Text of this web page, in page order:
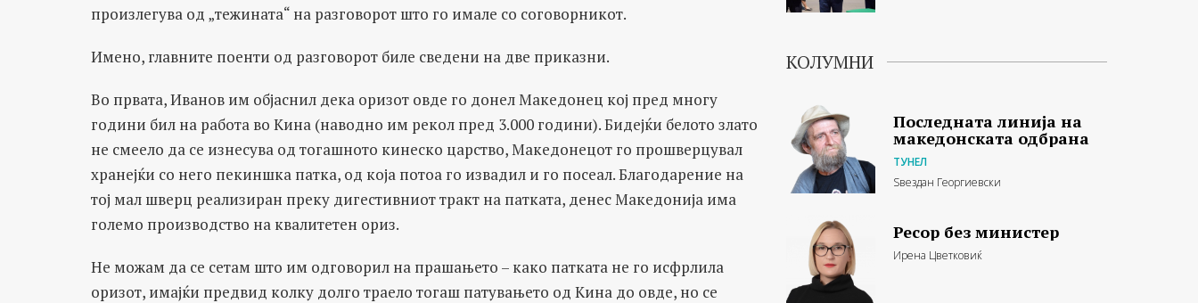
произлегува од „тежината“ на разговорот што го имале со соговорникот.
Имено, главните поенти од разговорот биле сведени на две приказни.
Во првата, Иванов им објаснил дека оризот овде го донел Македонец кој пред многу
години бил на работа во Кина (наводно им рекол пред 3.000 години). Бидејќи белото злато
не смеело да се изнесува од тогашното кинеско царство, Македонецот го прошверцувал
хранејќи со него пекиншка патка, од која потоа го извадил и го посеал. Благодарение на
тој мал шверц реализиран преку дигестивниот тракт на патката, денес Македонија има
големо производство на квалитетен ориз.
Не можам да се сетам што им одговорил на прашањето – како патката не го исфрлила
оризот, имајќи предвид колку долго траело тогаш патувањето од Кина до овде, но се
КОЛУМНИ
Последната линија на
македонската одбрана
ТУНЕЛ
Ѕвездан Георгиевски
Ресор без министер
Ирена Цветковиќ